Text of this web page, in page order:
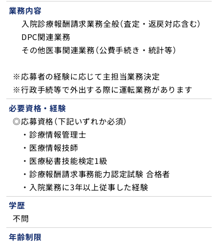
お問い合わせ
トップ
業務内容
入院診療報酬請求業務全般（査定・返戻対応含む）
DPC関連業務
その他医事関連業務（公費手続き・統計等）
※応募者の経験に応じて主担当業務決定
※行政手続等で外出する際に運転業務があります
必要資格・経験
◎応募資格（下記いずれか必須）
・診療情報管理士
・医療情報技師
・医療秘書技能検定1級
・診療報酬請求事務能力認定試験 合格者
・入院業務に3年以上従事した経験
学歴
不問
年齢制限